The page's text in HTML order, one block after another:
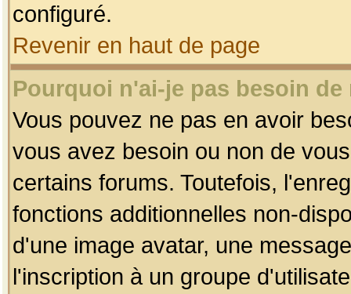
configuré.
Revenir en haut de page
Pourquoi n'ai-je pas besoin
Vous pouvez ne pas en avoir
vous avez besoin ou non de
certains forums. Toutefois,
fonctions additionnelles non-
d'une image avatar, une
l'inscription à un groupe